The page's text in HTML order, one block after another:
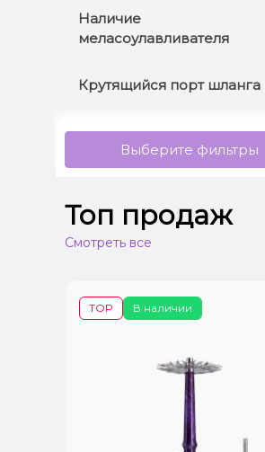
Наличие
меласоулавливателя
Крутящийся порт шланга
Выберите фильтры
Топ продаж
Смотреть все
В наличии
TOP